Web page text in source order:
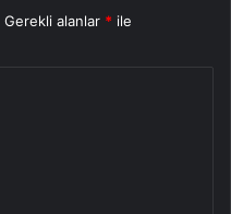
Gerekli alanlar * ile